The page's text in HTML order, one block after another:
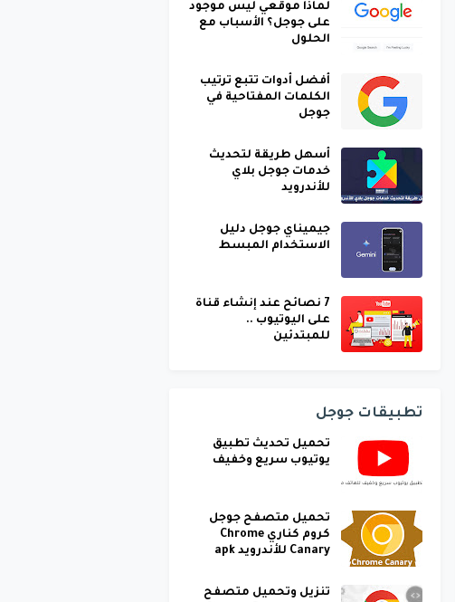
لماذا موقعي ليس موجود
على جوجل؟ الأسباب مع
الحلول
أفضل أدوات تتبع ترتيب
الكلمات المفتاحية في
جوجل
أسهل طريقة لتحديث
خدمات جوجل بلاي
للأندرويد
جيميناي جوجل دليل
الاستخدام المبسط
7 نصائح عند إنشاء قناة
على اليوتيوب ..
للمبتدئين
تطبيقات جوجل
تحميل تحديث تطبيق
يوتيوب سريع وخفيف
تحميل متصفح جوجل
كروم كناري Chrome
Canary للأندرويد apk
تنزيل وتحميل متصفح